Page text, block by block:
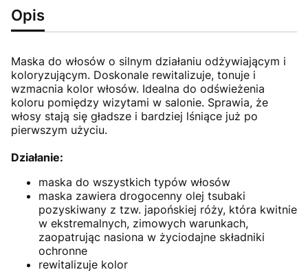
Opis
Maska do włosów o silnym działaniu odżywiającym i
koloryzującym. Doskonale rewitalizuje, tonuje i
wzmacnia kolor włosów. Idealna do odświeżenia
koloru pomiędzy wizytami w salonie. Sprawia, że
włosy stają się gładsze i bardziej lśniące już po
pierwszym użyciu.
Działanie:
maska do wszystkich typów włosów
maska zawiera drogocenny olej tsubaki
pozyskiwany z tzw. japońskiej róży, która kwitnie
w ekstremalnych, zimowych warunkach,
zaopatrując nasiona w życiodajne składniki
ochronne
rewitalizuje kolor